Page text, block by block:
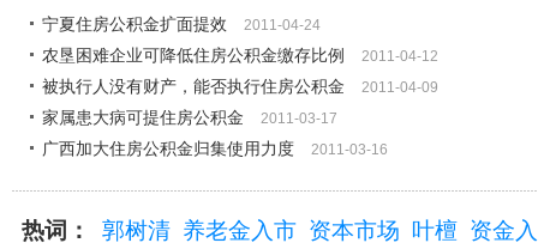
宁夏住房公积金扩面提效
2011-04-24
农垦困难企业可降低住房公积金缴存比例 2011-04-12
被执行人没有财产，能否执行住房公积金 2011-04-09
家属患大病可提住房公积金 2011-03-17
广西加大住房公积金归集使用力度 2011-03-16
热词： 郭树清 养老金入市 资本市场 叶檀 资金